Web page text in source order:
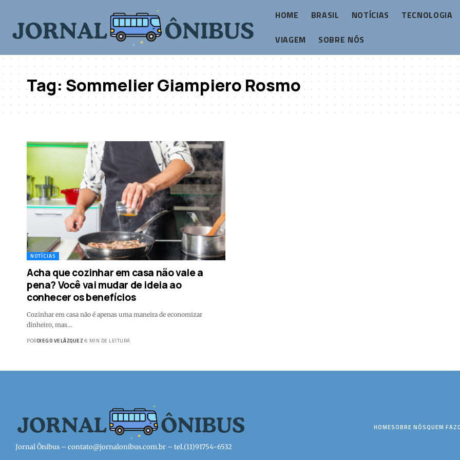
HOME BRASIL NOTÍCIAS
TECNOLOGIA
VIAGEM
SOBRE NÓS
Tag:Sommelier Giampiero Rosmo
NOTÍCIAS
Acha que cozinhar em casa não vale a
pena? Você vai mudar de ideia ao
conhecer os benefícios
Cozinhar em casa não é apenas uma maneira de economizar
dinheiro, mas…
PORDIEGO VELÁZQUEZ 6 MIN DE LEITURA
Jornal Ônibus – contato@jornalonibus.com.br – tel.(11)91754-6532
HOMESOBRE NÓSQUEM FAZ